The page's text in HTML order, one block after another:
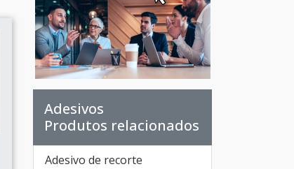
Adesivos
Produtos relacionados
Adesivo de recorte